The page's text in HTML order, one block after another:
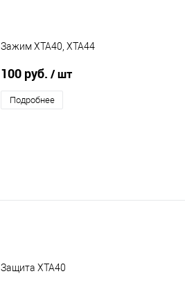
Зажим XTA40, XTA44
100 руб. / шт
Подробнее
Защита XTA40